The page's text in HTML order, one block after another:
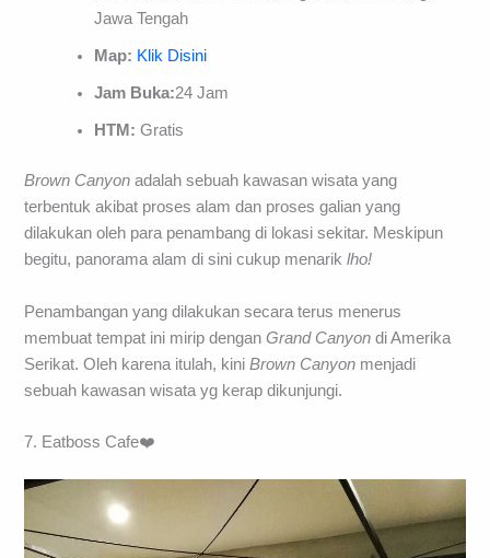
Jawa Tengah
Map: Klik Disini
Jam Buka:24 Jam
HTM:Gratis
Brown Canyon adalah sebuah kawasan wisata yang
terbentuk akibat proses alam dan proses galian yang
dilakukan oleh para penambang di lokasi sekitar. Meskipun
begitu, panorama alam di sini cukup menariklho!
Penambangan yang dilakukan secara terus menerus
membuat tempat ini mirip denganGrand Canyon di Amerika
Serikat. Oleh karena itulah, kiniBrown Canyon menjadi
sebuah kawasan wisata yg kerap dikunjungi.
7. Eatboss Cafe❤️